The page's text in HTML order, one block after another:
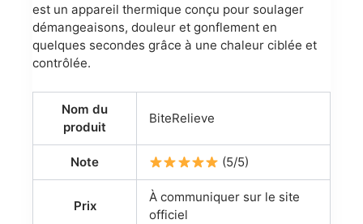
est un appareil thermique conçu pour soulager
démangeaisons, douleur et gonflement en
quelques secondes grâce à une chaleur ciblée et
contrôlée.
Nom du
produit
BiteRelieve
Note (5/5)
Prix
À communiquer sur le site
officiel